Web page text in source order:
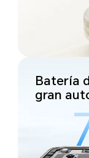
Batería
gran